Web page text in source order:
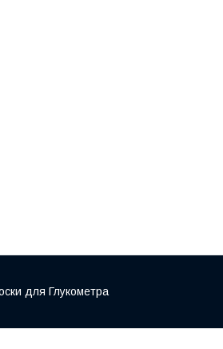
для Глукометра